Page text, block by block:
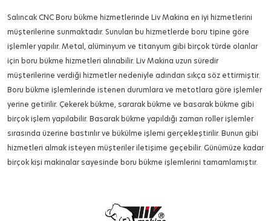
Salıncak CNC Boru bükme hizmetlerinde Liv Makina en iyi hizmetlerini
müşterilerine sunmaktadır. Sunulan bu hizmetlerde boru tipine göre
işlemler yapılır. Metal, alüminyum ve titanyum gibi birçok türde olanlar
için boru bükme hizmetleri alınabilir. Liv Makina uzun süredir
müşterilerine verdiği hizmetler nedeniyle adından sıkça söz ettirmiştir.
Boru bükme işlemlerinde istenen durumlara ve metotlara göre işlemler
yerine getirilir. Çekerek bükme, sararak bükme ve basarak bükme gibi
birçok işlem yapılabilir. Basarak bükme yapıldığı zaman roller işlemler
sırasında üzerine bastırılır ve bükülme işlemi gerçekleştirilir. Bunun gibi
hizmetleri almak isteyen müşteriler iletişime geçebilir. Günümüze kadar
birçok kişi makinalar sayesinde boru bükme işlemlerini tamamlamıştır.